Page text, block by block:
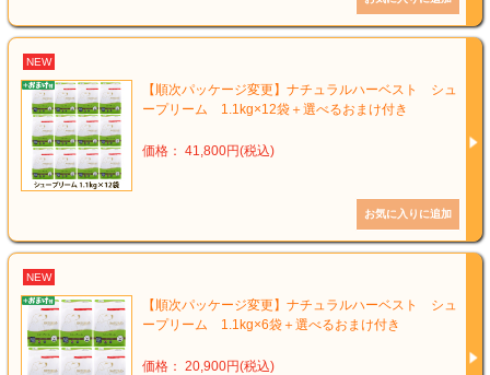
NEW
【順次パッケージ変更】ナチュラルハーベスト シュ
ープリーム 1.1kg×12袋＋選べるおまけ付き
価格： 41,800円(税込)
NEW
【順次パッケージ変更】ナチュラルハーベスト シュ
ープリーム 1.1kg×6袋＋選べるおまけ付き
価格： 20,900円(税込)